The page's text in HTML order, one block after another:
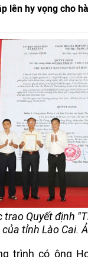
lên hy vọng cho
trao Quyết định
tỉnh Lào Cai.
trình có ông